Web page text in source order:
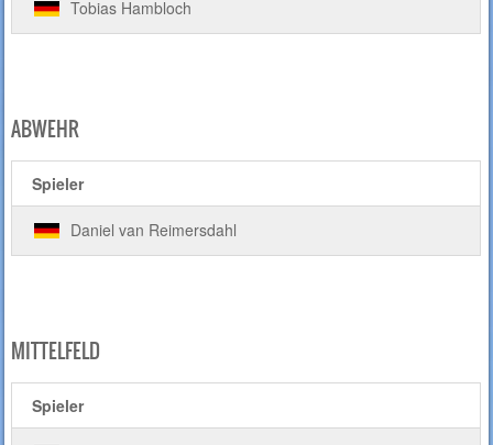
Tobias Hambloch
ABWEHR
Spieler
Daniel van Reimersdahl
MITTELFELD
Spieler